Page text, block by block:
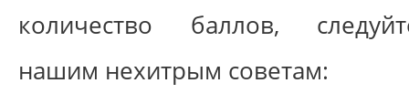
количество баллов,
нашим нехитрым советам: